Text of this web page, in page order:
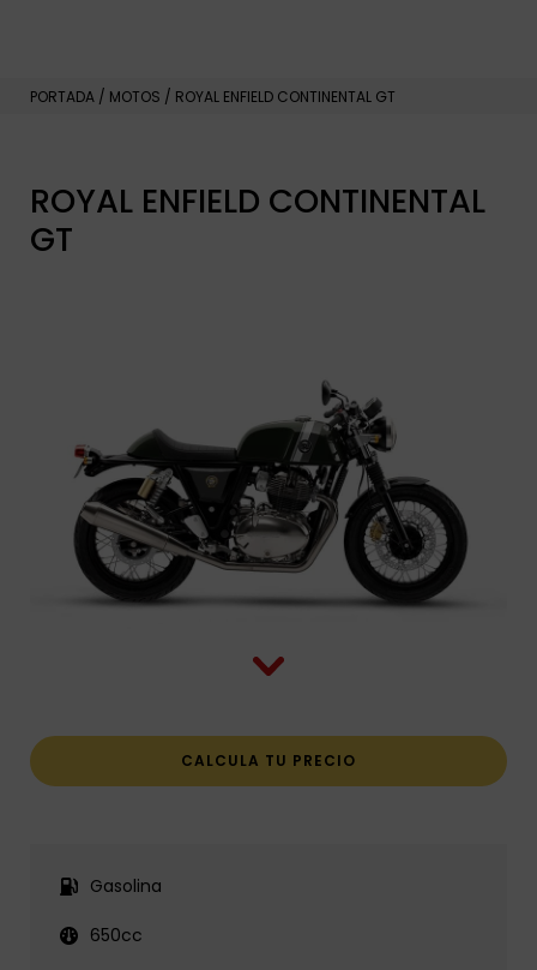
PORTADA / MOTOS / ROYAL ENFIELD CONTINENTAL GT
ROYAL ENFIELD CONTINENTAL
GT
CALCULA TU PRECIO
Gasolina
650cc